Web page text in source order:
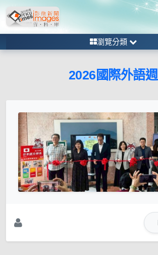
瀏覽分類
2026國際外語週